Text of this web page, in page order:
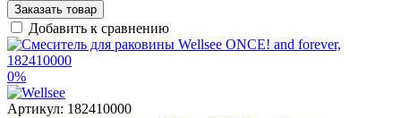
Заказать товар
Добавить к сравнению
0%
Артикул: 182410000